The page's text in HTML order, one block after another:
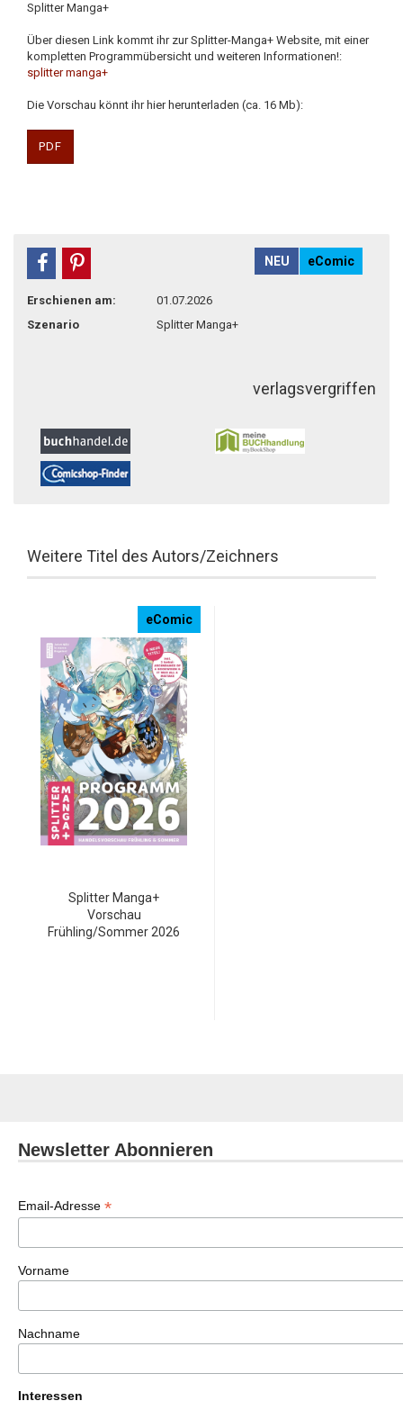
Splitter Manga+
Über diesen Link kommt ihr zur Splitter-Manga+ Website, mit einer
kompletten Programmübersicht und weiteren Informationen!:
splitter manga+
Die Vorschau könnt ihr hier herunterladen (ca. 16 Mb):
PDF
NEU eComic
teilen
Erschienen am:
01.07.2026
Szenario
Splitter Manga+
verlagsvergriffen
Weitere Titel des Autors/Zeichners
eComic
Splitter Manga+
Vorschau
Frühling/Sommer 2026
Newsletter Abonnieren
Email-Adresse *
Vorname
Nachname
Interessen